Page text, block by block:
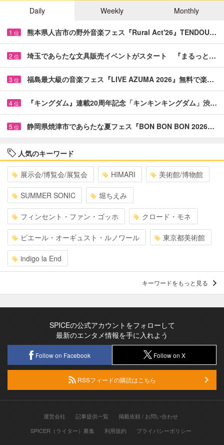
Daily
Weekly Monthly
1 位 熊本県人吉市の野外音楽フェス『Rural Act'26』TENDOU…
2 位 埼玉であらたな文具販売イベントがスタート 『まるっと…
3 位 福島最大級の音楽フェス『LIVE AZUMA 2026』無料で楽…
4 位 『キングダム』連載20周年記念「キンキンキングダム」渋…
5 位 静岡県焼津市であらたな夏フェス『BON BON BON 2026…
人気のキーワード
展示会/博覧会/展覧会 HIMARI 美術館/博物館
SUMMER SONIC 堀ちえみ
フィンセント・ファン・ゴッホ クロード・モネ
ピエール・オーギュスト・ルノワール 東京都美術館
indigo la End
キーワードをもっと見る
SPICEの公式アカウントをフォローして
最新のエンタメ情報を手に入れよう
Follow on Facebook Follow on X
RSSフィードの購読はこちら
運営会社 記事提供一覧
掲載依頼 / お問い合わせ
SPICER（ライター）募集
利用規約 プライバシーポリシー